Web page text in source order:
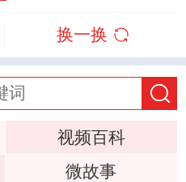
换一换
视频百科
微故事